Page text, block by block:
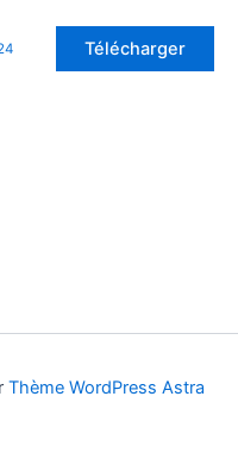
Télécharger
Thème WordPress Astra